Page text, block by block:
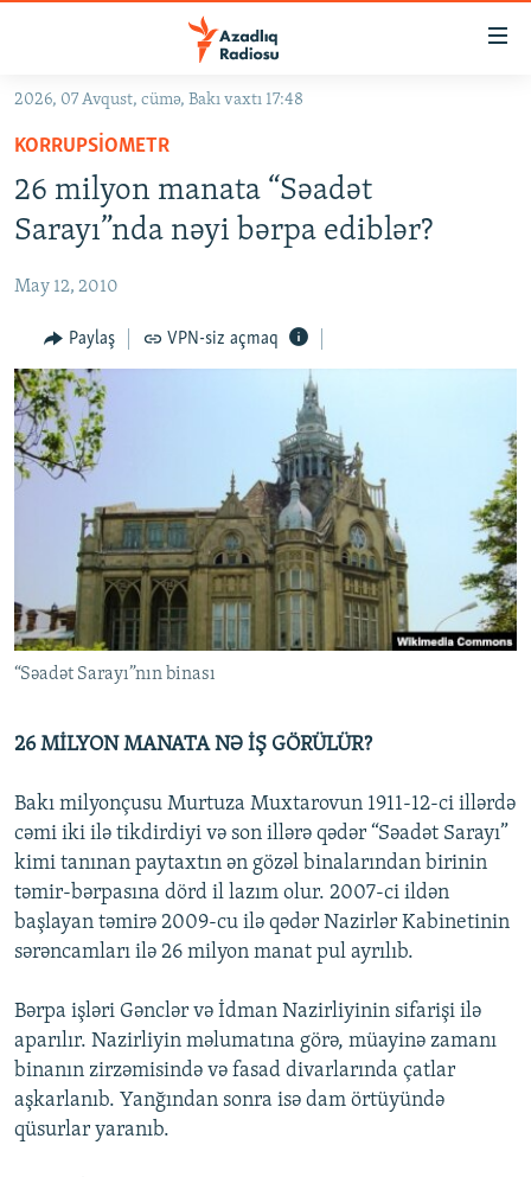
Əsas
qayıt
Əsas
naviqasiyaya
qayıt
GÜNDƏM
#İZAHLA
KORRUPSIOMETR
#ƏSLINDƏ
FƏRQƏ BAX
QANUNI DOĞRU
ARAŞDIRMA
MULTIMEDIA
VIDEO
FOTOQALEREYA
İNFOQRAFIKA
KARIKATURA
RADIO ARXIV
OXU ZALI
AZƏRBAYCAN ƏDƏBIYYATI KITABXANASI
İSLAM VƏ DEMOKRATIYA
İZ - MƏDƏNIYYƏT PROQRAMI
HAQQIMIZDA
MISSIYAMIZ
PEŞƏ ETIKASI VƏ JURNALISTIKA STANDARTLARIMIZ
MATERIALLARIMIZDAN ISTIFADƏ
AZADLIQRADIOSU MOBIL TELEFONUNUZDA
BIZI IZLƏ
RFE/RL-in bütün saytları
2026, 07 Avqust, cümə, Bakı vaxtı 17:48
KORRUPSIOMETR
26 milyon manata “Səadət
Sarayı”nda nəyi bərpa ediblər?
May 12, 2010
Paylaş VPN-siz açmaq
“Səadət Sarayı”nın binası
26 MİLYON MANATA NƏ İŞ GÖRÜLÜR?
Bakı milyonçusu Murtuza Muxtarovun 1911-12-ci illərdə
cəmi iki ilə tikdirdiyi və son illərə qədər “Səadət Sarayı”
kimi tanınan paytaxtın ən gözəl binalarından birinin
təmir-bərpasına dörd il lazım olur. 2007-ci ildən
başlayan təmirə 2009-cu ilə qədər Nazirlər Kabinetinin
sərəncamları ilə 26 milyon manat pul ayrılıb.
Bərpa işləri Gənclər və İdman Nazirliyinin sifarişi ilə
aparılır. Nazirliyin məlumatına görə, müayinə zamanı
binanın zirzəmisində və fasad divarlarında çatlar
aşkarlanıb. Yanğından sonra isə dam örtüyündə
qüsurlar yaranıb.